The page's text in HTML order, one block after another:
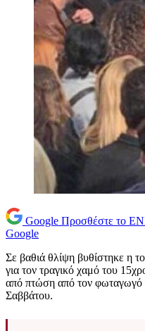
Google Προσθέστε το
Google
Σε βαθιά θλίψη βυθίστηκε η
για τον τραγικό χαμό του
από πτώση από τον φωταγωγό
Σαββάτου.